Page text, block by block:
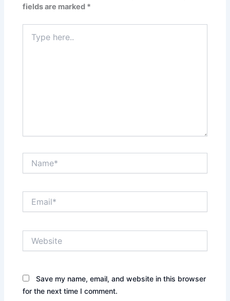
fields are marked *
here..
Save my name, email, and website in this browser
for the next time I comment.